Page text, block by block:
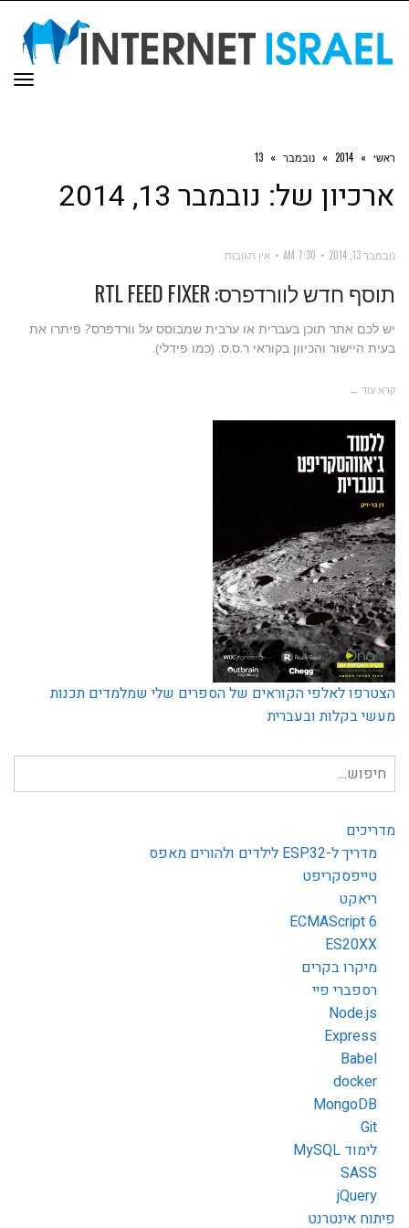
ראשי »
2014
» נובמבר »
13
ארכיון של: נובמבר 13, 2014
נובמבר 13, 2014 7:30 AM אין תגובות
תוסף חדש לוורדפרס: RTL FEED FIXER
יש לכם אתר תוכן בעברית או ערבית שמבוסס על וורדפרס? פיתרו את
בעית היישור והכיוון בקוראי ר.ס.ס. (כמו פידלי).
קרא עוד ←
הצטרפו לאלפי הקוראים של הספרים שלי שמלמדים תכנות
מעשי בקלות ובעברית
חיפוש
עבור:
מדריכים
מדריך ל-ESP32 לילדים ולהורים מאפס
טייפסקריפט
ריאקט
ECMAScript 6
ES20XX
מיקרו בקרים
רספברי פיי
Node.js
Express
Babel
docker
MongoDB
Git
לימוד MySQL
SASS
jQuery
פיתוח אינטרנט